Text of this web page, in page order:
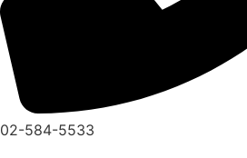
02-584-5533